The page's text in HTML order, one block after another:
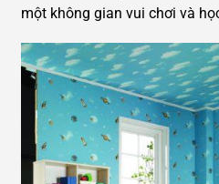
một không gian vui chơi và